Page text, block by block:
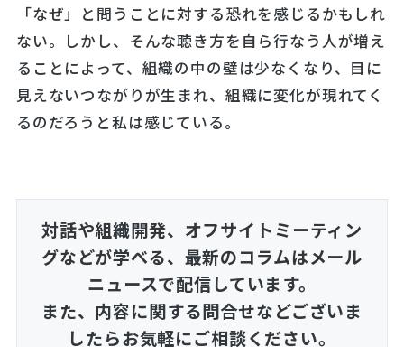
「なぜ」と問うことに対する恐れを感じるかもしれ
ない。しかし、そんな聴き方を自ら行なう人が増え
ることによって、組織の中の壁は少なくなり、目に
見えないつながりが生まれ、組織に変化が現れてく
るのだろうと私は感じている。
対話や組織開発、オフサイトミーティン
グなどが学べる、 最新のコラムはメール
ニュースで配信しています。
また、内容に関する問合せなどございま
したらお気軽にご相談ください。